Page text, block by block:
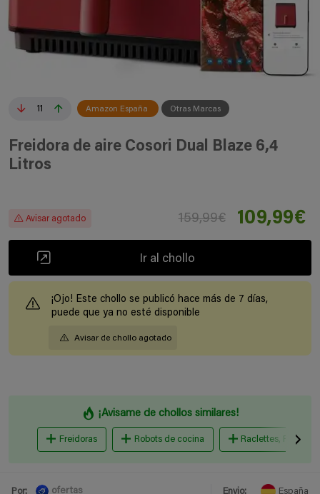
11 Amazon España Otras Marcas
Freidora de aire Cosori Dual Blaze 6,4
Litros
Avisar agotado 159,99€ 109,99€
Ir al chollo
¡Ojo! Este chollo se publicó hace más de 7 días,
puede que ya no esté disponible
Avisar de chollo agotado
¡Avisame de chollos similares!
Freidoras Robots de cocina Raclettes,
Por: ofertas Envio: España